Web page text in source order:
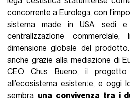
concorrente a Eurolega, con
sistema made in USA: sedi e
centralizzazione commerciale,
dimensione globale del
anche grazie alla mediazione di
CEO Chus Bueno, il
all’ecosistema esistente, e oggi
sembra una convivenza tra i